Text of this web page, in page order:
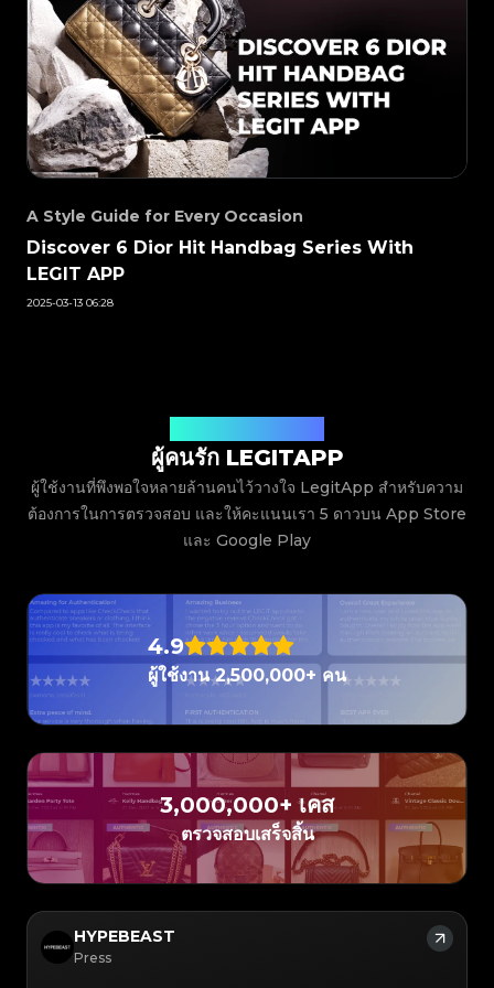
#3066123689299189
#3066123689299189
#3066123689299189#3066123689299189
#3066123689299189#3066123689299189
#3066123689299189#3066123689299189
#3066123689299189#3066123689299189
#3066123689299189#3066123689299189
#3066123689299189#3066123689299189
#3066123689299189#3066123689299189
#3066123689299189
#3066123689299189#3066123689299189
#3066123689299189
#3066123689299189
#3066123689299189#3066123689299189
#3066123689299189
#3066123689299189
#3066123689299189 #3066123689299189
#3066123689299189#3066123689299189
#3066123689299189#3066123689299189
#3066123689299189 #3066123689299189
#3066123689299189 #3066123689299189
#3066123689299189#3066123689299189
#3066123689299189#3066123689299189
#3066123689299189#3066123689299189
#3066123689299189#3066123689299189
#3066123689299189#3066123689299189
#3066123689299189#3066123689299189
#3066123689299189#3066123689299189
#3066123689299189
#3066123689299189
#3066123689299189
#3066123689299189
#3066123689299189#3066123689299189
#3066123689299189
#3066123689299189
#3066123689299189
#3066123689299189#3066123689299189
#3066123689299189#3066123689299189
#3066123689299189#3066123689299189
#3066123689299189#3066123689299189
#3066123689299189#3066123689299189
#3066123689299189#3066123689299189
#3066123689299189#3066123689299189
#3066123689299189#3066123689299189
#3066123689299189#3066123689299189
#3066123689299189
#3066123689299189
#3066123689299189#3066123689299189
#3066123689299189#3066123689299189
#3066123689299189#3066123689299189
#3066123689299189#3066123689299189
#3066123689299189#3066123689299189
#3066123689299189
#3066123689299189
#3066123689299189
#3066123689299189#3066123689299189
#3066123689299189 #3066123689299189
#3066123689299189#3066123689299189
#3066123689299189#3066123689299189
#3066123689299189#3066123689299189
#3066123689299189#3066123689299189
#3066123689299189#3066123689299189
#3066123689299189#3066123689299189
#3066123689299189 #3066123689299189
#3066123689299189#3066123689299189
#3066123689299189#3066123689299189
#3066123689299189#3066123689299189
#3066123689299189#3066123689299189
#3066123689299189#3066123689299189
#3066123689299189#3066123689299189
#3066123689299189
#3066123689299189
#3408395499395160
#3408395499395160#3408395499395160
#3408395499395160#3408395499395160
#3408395499395160#3408395499395160
#3408395499395160#3408395499395160
#3408395499395160#3408395499395160
#3408395499395160#3408395499395160
#3408395499395160#3408395499395160
#3408395499395160#3408395499395160
#3408395499395160#3408395499395160
#3408395499395160
#3408395499395160
#3408395499395160#3408395499395160
#3408395499395160#3408395499395160
#3408395499395160#3408395499395160
#3408395499395160#3408395499395160
#3408395499395160#3408395499395160
#3408395499395160
#3408395499395160
#3408395499395160
#3408395499395160#3408395499395160
#3408395499395160 #3408395499395160
#3408395499395160#3408395499395160
#3408395499395160#3408395499395160
#3408395499395160#3408395499395160
#3408395499395160#3408395499395160
#3408395499395160#3408395499395160
#3408395499395160#3408395499395160
#3408395499395160 #3408395499395160
#3408395499395160#3408395499395160
#3408395499395160#3408395499395160
#3408395499395160#3408395499395160
#3408395499395160#3408395499395160
#3408395499395160#3408395499395160
#3408395499395160#3408395499395160
#3408395499395160
#3408395499395160
#3408395499395160
#3408395499395160#3408395499395160
#3408395499395160#3408395499395160
#3408395499395160#3408395499395160
#3408395499395160#3408395499395160
#3408395499395160#3408395499395160
#3408395499395160#3408395499395160
#3408395499395160#3408395499395160
#3408395499395160#3408395499395160
#3408395499395160
#3408395499395160
#3408395499395160#3408395499395160
#3408395499395160
#3408395499395160
#3408395499395160#3408395499395160
#3408395499395160#3408395499395160
#3408395499395160 #3408395499395160
#3408395499395160
#3408395499395160
#3408395499395160#3408395499395160
#3408395499395160#3408395499395160
#3408395499395160#3408395499395160
#3408395499395160 #3408395499395160
#3408395499395160 #3408395499395160
#3408395499395160#3408395499395160
#3408395499395160#3408395499395160
#3408395499395160#3408395499395160
#3408395499395160#3408395499395160
#3408395499395160#3408395499395160
#3408395499395160#3408395499395160
#3408395499395160#3408395499395160
#3408395499395160 #3408395499395160
#3408395499395160
#3408395499395160
#3408395499395160
#3408395499395160
#3408395499395160
A Style Guide for Every Occasion
Discover 6 Dior Hit Handbag Series With
LEGIT APP
2025-03-13 06:28
ผู้คนรัก LEGITAPP
ผู้ใช้งานที่พึงพอใจหลายล้านคนไว้วางใจ LegitApp สำหรับความ
ต้องการในการตรวจสอบ และให้คะแนนเรา 5 ดาวบน App Store
และ Google Play
4.9
ผู้ใช้งาน 2,500,000+ คน
3,000,000+ เคส
ตรวจสอบเสร็จสิ้น
HYPEBEAST
Press